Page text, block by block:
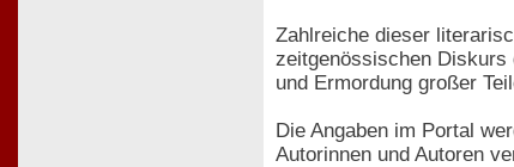
Zahlreiche dieser
zeitgenössischen Diskurs
und Ermordung großer
Die Angaben im Portal
Autorinnen und Autoren